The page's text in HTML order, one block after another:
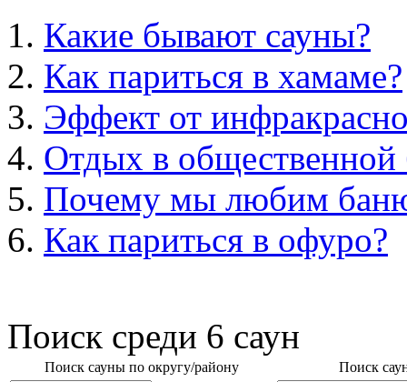
Какие бывают сауны?
Как париться в хамаме?
Эффект от
Отдых в общественной
Почему мы любим
Как париться в офуро?
Поиск среди 6 саун
Поиск сауны по округу/району Поиск